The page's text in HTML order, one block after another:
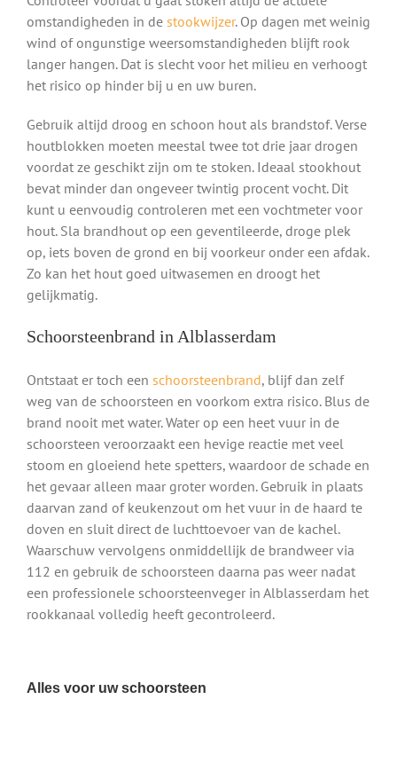
omstandigheden in de stookwijzer. Op dagen met weinig
wind of ongunstige weersomstandigheden blijft rook
langer hangen. Dat is slecht voor het milieu en verhoogt
het risico op hinder bij u en uw buren.
Gebruik altijd droog en schoon hout als brandstof. Verse
houtblokken moeten meestal twee tot drie jaar drogen
voordat ze geschikt zijn om te stoken. Ideaal stookhout
bevat minder dan ongeveer twintig procent vocht. Dit
kunt u eenvoudig controleren met een vochtmeter voor
hout. Sla brandhout op een geventileerde, droge plek
op, iets boven de grond en bij voorkeur onder een afdak.
Zo kan het hout goed uitwasemen en droogt het
gelijkmatig.
Schoorsteenbrand in Alblasserdam
Ontstaat er toch een schoorsteenbrand, blijf dan zelf
weg van de schoorsteen en voorkom extra risico. Blus de
brand nooit met water. Water op een heet vuur in de
schoorsteen veroorzaakt een hevige reactie met veel
stoom en gloeiend hete spetters, waardoor de schade en
het gevaar alleen maar groter worden. Gebruik in plaats
daarvan zand of keukenzout om het vuur in de haard te
doven en sluit direct de luchttoevoer van de kachel.
Waarschuw vervolgens onmiddellijk de brandweer via
112 en gebruik de schoorsteen daarna pas weer nadat
een professionele schoorsteenveger in Alblasserdam het
rookkanaal volledig heeft gecontroleerd.
Alles voor uw schoorsteen